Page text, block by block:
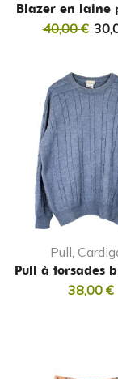
Blazer en laine
40,00€
Pull,
Pull à torsades
38,00 €